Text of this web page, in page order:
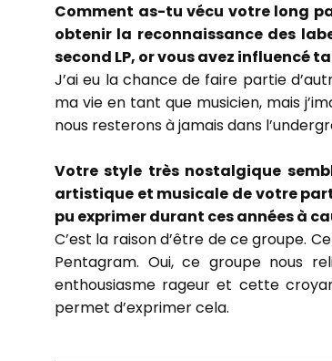
Comment as-tu vécu votre long
obtenir la reconnaissance des
second LP, or vous avez influencé
J’ai eu la chance de faire partie
ma vie en tant que musicien, mais
nous resterons à jamais dans
Votre style très nostalgique
artistique et musicale de votre
pu exprimer durant ces années à
C’est la raison d’être de ce groupe.
Pentagram. Oui, ce groupe nous
enthousiasme rageur et cette
permet d’exprimer cela.